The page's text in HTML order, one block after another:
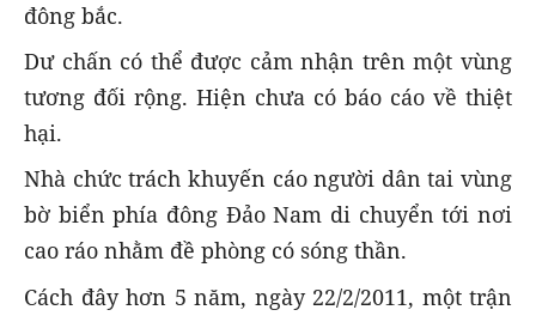
đông bắc.
Dư chấn có thể được cảm nhận trên một vùng
tương đối rộng. Hiện chưa có báo cáo về thiệt
hại.
Nhà chức trách khuyến cáo người dân tai vùng
bờ biển phía đông Đảo Nam di chuyển tới nơi
cao ráo nhằm đề phòng có sóng thần.
Cách đây hơn 5 năm, ngày 22/2/2011, một trận